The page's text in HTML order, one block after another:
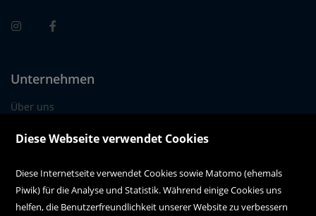
Unternehmen
Über uns
Alle Filialen auf einen Blick
Kundenservice
Kontakt
Diese Webseite verwendet Cookies
Diese Internetseite verwendet Cookies sowie Matomo (ehemals
Piwik) für die Analyse und Statistik. Während einige Cookies uns
helfen, die Benutzerfreundlichkeit unserer Website zu verbessern